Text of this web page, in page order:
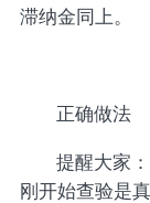
滞纳金同上。
正确做法
提醒大家
刚开始查验是